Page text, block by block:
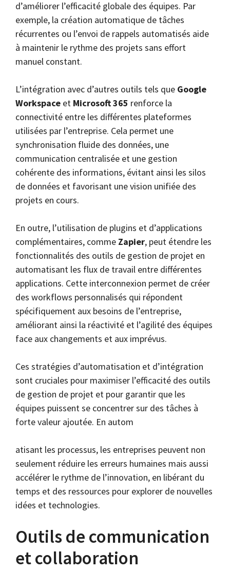
d’améliorer l’efficacité globale des équipes. Par
exemple, la création automatique de tâches
récurrentes ou l’envoi de rappels automatisés aide
à maintenir le rythme des projets sans effort
manuel constant.
L’intégration avec d’autres outils tels que Google
Workspace et Microsoft 365 renforce la
connectivité entre les différentes plateformes
utilisées par l’entreprise. Cela permet une
synchronisation fluide des données, une
communication centralisée et une gestion
cohérente des informations, évitant ainsi les silos
de données et favorisant une vision unifiée des
projets en cours.
En outre, l’utilisation de plugins et d’applications
complémentaires, comme Zapier, peut étendre les
fonctionnalités des outils de gestion de projet en
automatisant les flux de travail entre différentes
applications. Cette interconnexion permet de créer
des workflows personnalisés qui répondent
spécifiquement aux besoins de l’entreprise,
améliorant ainsi la réactivité et l’agilité des équipes
face aux changements et aux imprévus.
Ces stratégies d’automatisation et d’intégration
sont cruciales pour maximiser l’efficacité des outils
de gestion de projet et pour garantir que les
équipes puissent se concentrer sur des tâches à
forte valeur ajoutée. En autom
atisant les processus, les entreprises peuvent non
seulement réduire les erreurs humaines mais aussi
accélérer le rythme de l’innovation, en libérant du
temps et des ressources pour explorer de nouvelles
idées et technologies.
Outils de communication
et collaboration